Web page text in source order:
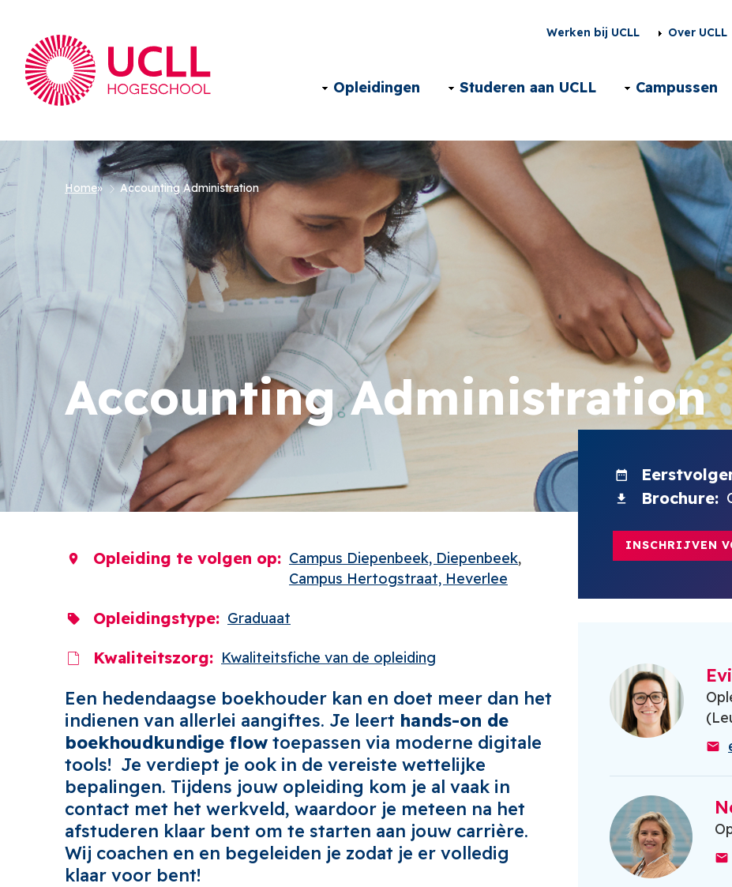
menu
NL
Werken bij UCLL Over UCLL
Main
navigation
NL
Opleidingen Studeren aan UCLL Campussen
Kruimelpad
Home Accounting Administration
Accounting Administration
Opleiding te volgen op
Campus Diepenbeek, Diepenbeek
Campus Hertogstraat, Heverlee
Opleidingstype Graduaat
Kwaliteitszorg Kwaliteitsfiche van de opleiding
Een hedendaagse boekhouder kan en doet meer dan het
indienen van allerlei aangiftes. Je leert hands-on de
boekhoudkundige flow toepassen via moderne digitale
tools! Je verdiept je ook in de vereiste wettelijke
bepalingen. Tijdens jouw opleiding kom je al vaak in
contact met het werkveld, waardoor je meteen na het
afstuderen klaar bent om te starten aan jouw carrière.
Wij coachen en en begeleiden je zodat je er volledig
klaar voor bent!
Brochure
INSCHRIJVEN